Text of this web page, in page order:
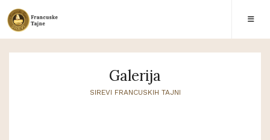
Galerija
SIREVI FRANCUSKIH TAJNI